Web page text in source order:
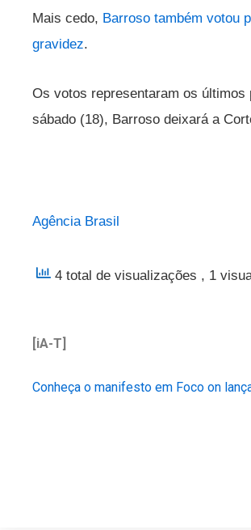
Mais cedo, Barroso também votou
gravidez.
Os votos representaram os
sábado (18), Barroso deixará a
Agência Brasil
4 total de visualizações , 1
[iA-T]
Conheça o manifesto em Foco on